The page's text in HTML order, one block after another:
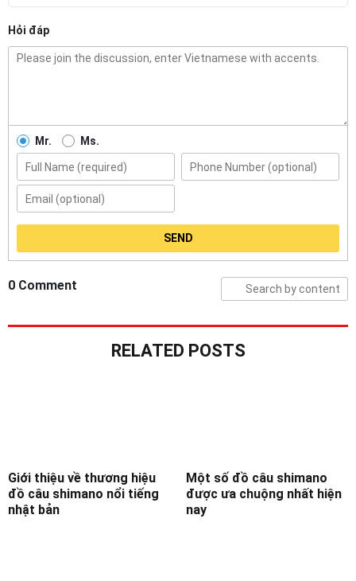
Hỏi đáp
Mr. Ms.
SEND
0 Comment
RELATED POSTS
Giới thiệu về thương hiệu
đồ câu shimano nổi tiếng
nhật bản
Một số đồ câu shimano
được ưa chuộng nhất hiện
nay